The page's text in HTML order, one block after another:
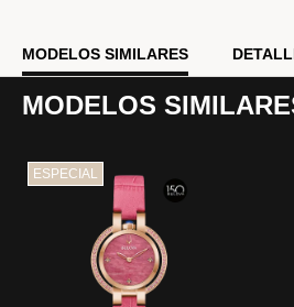
MODELOS SIMILARES
MODELOS
ESPECIAL